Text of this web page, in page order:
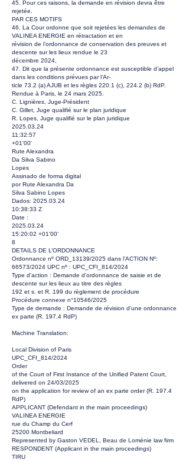
45. Pour ces raisons, la demande en révision devra être
rejetée.
PAR CES MOTIFS
46. La Cour ordonne que soit rejetées les demandes de
VALINEA ENERGIE en rétractation et en
révision de l’ordonnance de conservation des preuves et
descente sur les lieux rendue le 23
décembre 2024,
47. Dit que la présente ordonnance est susceptible d’appel
dans les conditions prévues par l’Ar-
ticle 73.2 (a) AJUB et les règles 220.1 (c), 224.2 (b) RdP.
Rendue à Paris, le 24 mars 2025.
C. Lignières, Juge-Président
C. Gillet, Juge qualifié sur le plan juridique
R. Lopes, Juge qualifié sur le plan juridique
2025.03.24
11:32:57
+01'00'
Rute Alexandra
Da Silva Sabino
Lopes
Assinado de forma digital
por Rute Alexandra Da
Silva Sabino Lopes
Dados: 2025.03.24
10:38:33 Z
Date :
2025.03.24
15:20:02 +01'00'
8
DETAILS DE L’ORDONNANCE
Ordonnance nº ORD_13139/2025 dans l’ACTION Nº:
66573/2024 UPC nº : UPC_CFI_814/2024
Type d’action : Demande d'ordonnance de saisie et de
descente sur les lieux au titre des règles
192 et s. et R. 199 du règlement de procédure
Procédure connexe n°10546/2025
Type de demande : Demande de révision d'une ordonnance
ex parte (R. 197.4 RdP)
Machine Translation:
Local Division of Paris
UPC_CFI_814/2024
Order
of the Court of First Instance of the Unified Patent Court,
delivered on 24/03/2025
on the application for review of an ex parte order (R. 197.4
RdP)
APPLICANT (Defendant in the main proceedings)
VALINEA ENERGIE
rue du Champ du Cerf
25200 Montbeliard
Represented by Gaston VEDEL, Beau de Loménie law firm
RESPONDENT (Applicant in the main proceedings)
TIRU